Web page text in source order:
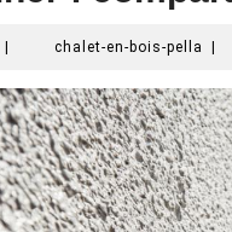
28
chalet-en-bois-pella